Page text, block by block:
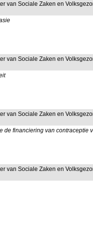
van Sociale Zaken en
van Sociale Zaken en
van Sociale Zaken en
de financiering van contraceptie
van Sociale Zaken en